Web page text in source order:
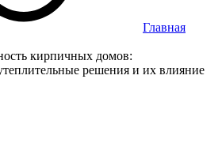
Главная
кирпичных домов:
решения и их влияние